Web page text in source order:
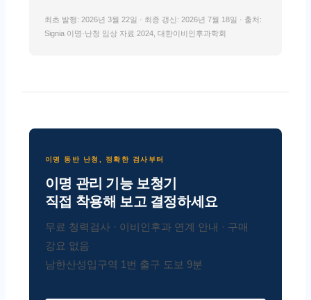
최초 발행: 2026년 3월 22일 · 최종 갱신: 2026년 7월 18일 · 출처:
Signia 이명·난청 임상 자료 2024, 대한이비인후과학회
이명 동반 난청, 정확한 검사부터
이명 관리 기능 보청기
직접 착용해 보고 결정하세요
무료 청력검사 · 이비인후과 연계 안내 · 구매
강요 없음
남한산성입구역 1번 출구 도보 9분